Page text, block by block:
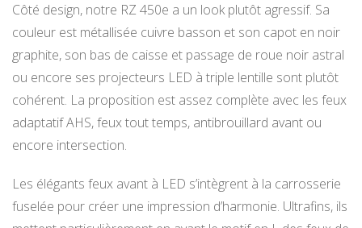
Côté design, notre RZ 450e a un look plutôt agressif. Sa
couleur est métallisée cuivre basson et son capot en noir
graphite, son bas de caisse et passage de roue noir astral
ou encore ses projecteurs LED à triple lentille sont plutôt
cohérent. La proposition est assez complète avec les feux
adaptatif AHS, feux tout temps, antibrouillard avant ou
encore intersection.
Les élégants feux avant à LED s’intègrent à la carrosserie
fuselée pour créer une impression d’harmonie. Ultrafins, ils